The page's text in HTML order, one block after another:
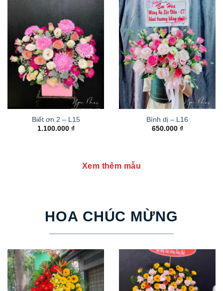
Biết ơn 2 – L15
1.100.000 ₫
Bình dị – L16
650.000 ₫
Xem thêm mẫu
HOA CHÚC MỪNG